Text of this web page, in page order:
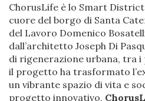
ChorusLife è lo Smart
cuore del borgo di Santa
del Lavoro Domenico
dall’architetto Joseph Di
di rigenerazione urbana, tra
il progetto ha trasformato
un vibrante spazio di vita e
progetto innovativo,